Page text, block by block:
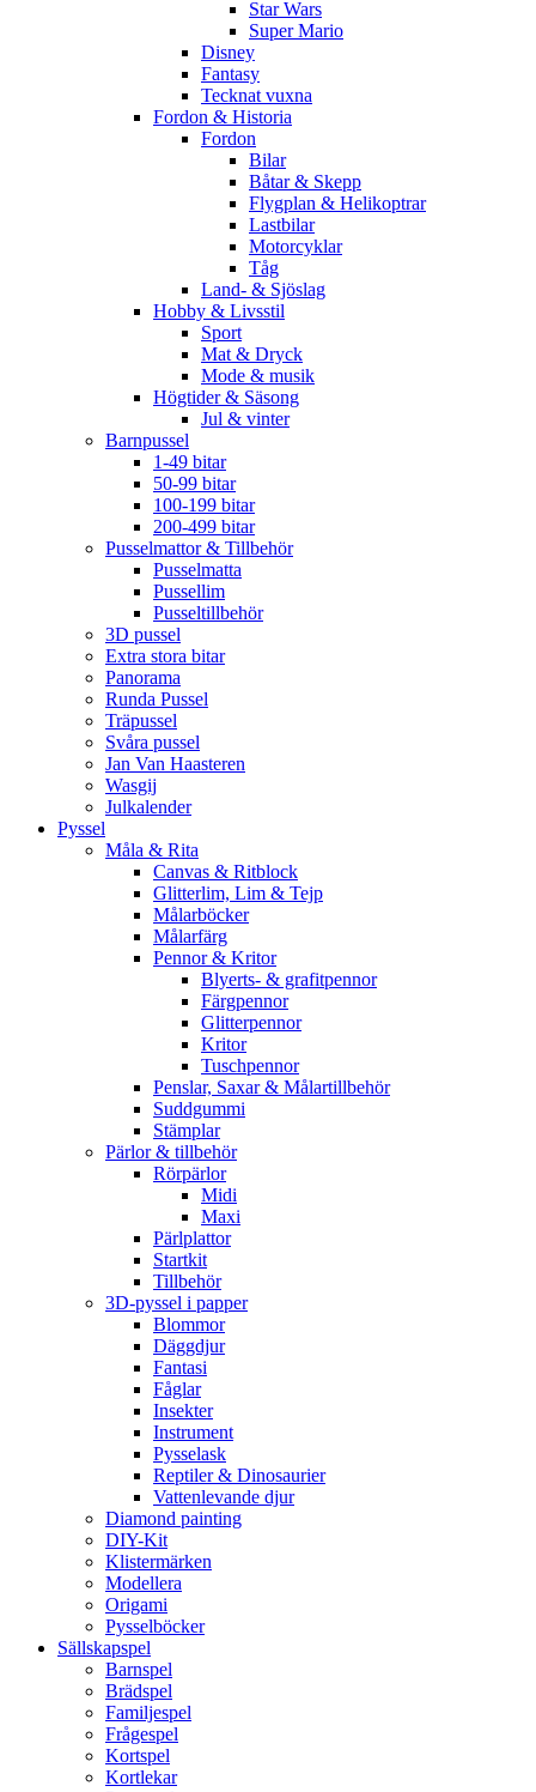
Star Wars
Super Mario
Disney
Fantasy
Tecknat vuxna
Fordon & Historia
Fordon
Bilar
Båtar & Skepp
Flygplan & Helikoptrar
Lastbilar
Motorcyklar
Tåg
Land- & Sjöslag
Hobby & Livsstil
Sport
Mat & Dryck
Mode & musik
Högtider & Säsong
Jul & vinter
Barnpussel
1-49 bitar
50-99 bitar
100-199 bitar
200-499 bitar
Pusselmattor & Tillbehör
Pusselmatta
Pussellim
Pusseltillbehör
3D pussel
Extra stora bitar
Panorama
Runda Pussel
Träpussel
Svåra pussel
Jan Van Haasteren
Wasgij
Julkalender
Pyssel
Måla & Rita
Canvas & Ritblock
Glitterlim, Lim & Tejp
Målarböcker
Målarfärg
Pennor & Kritor
Blyerts- & grafitpennor
Färgpennor
Glitterpennor
Kritor
Tuschpennor
Penslar, Saxar & Målartillbehör
Suddgummi
Stämplar
Pärlor & tillbehör
Rörpärlor
Midi
Maxi
Pärlplattor
Startkit
Tillbehör
3D-pyssel i papper
Blommor
Däggdjur
Fantasi
Fåglar
Insekter
Instrument
Pysselask
Reptiler & Dinosaurier
Vattenlevande djur
Diamond painting
DIY-Kit
Klistermärken
Modellera
Origami
Pysselböcker
Sällskapspel
Barnspel
Brädspel
Familjespel
Frågespel
Kortspel
Kortlekar